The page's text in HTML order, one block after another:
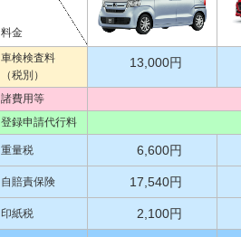
料金
車検検査料
（税別）
13,000円
諸費用等
登録申請代行料
重量税 6,600円
自賠責保険 17,540円
印紙税 2,100円